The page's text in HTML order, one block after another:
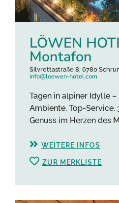
LÖWEN
Montafon
Silvrettastraße 8, 6780
info@loewen-hotel.com
Tagen in alpiner Idylle
Ambiente, Top-Service,
Genuss im Herzen des
WEITERE INFOS
ZUR MERKLISTE